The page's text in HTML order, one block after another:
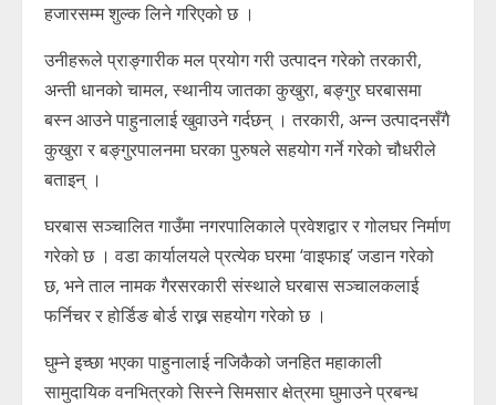
हजारसम्म शुल्क लिने गरिएको छ ।
उनीहरूले प्राङ्गारीक मल प्रयोग गरी उत्पादन गरेको तरकारी,
अन्ती धानको चामल, स्थानीय जातका कुखुरा, बङ्गुर घरबासमा
बस्न आउने पाहुनालाई खुवाउने गर्दछन् । तरकारी, अन्न उत्पादनसँगै
कुखुरा र बङ्गुरपालनमा घरका पुरुषले सहयोग गर्ने गरेको चौधरीले
बताइन् ।
घरबास सञ्चालित गाउँमा नगरपालिकाले प्रवेशद्वार र गोलघर निर्माण
गरेको छ । वडा कार्यालयले प्रत्येक घरमा ‘वाइफाइ’ जडान गरेको
छ, भने ताल नामक गैरसरकारी संस्थाले घरबास सञ्चालकलाई
फर्निचर र होर्डिङ बोर्ड राख्न सहयोग गरेको छ ।
घुम्ने इच्छा भएका पाहुनालाई नजिकैको जनहित महाकाली
सामुदायिक वनभित्रको सिस्ने सिमसार क्षेत्रमा घुमाउने प्रबन्ध